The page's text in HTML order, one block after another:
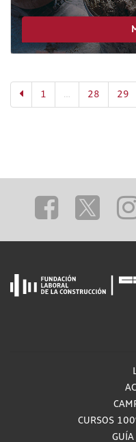
1 … 28 29
CURSOS
GUÍA